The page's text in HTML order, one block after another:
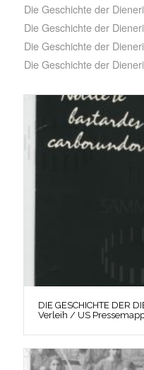
Die Geschichte der
Die Geschichte der
Die Geschichte der
Die Geschichte der
DIE GESCHICHTE DER
Verleih / US